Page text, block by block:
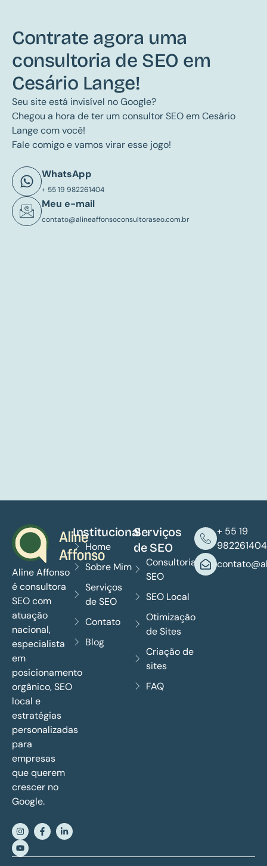
Contrate agora uma
consultoria de SEO em
Cesário Lange!
Seu site está invisível no Google?
Chegou a hora de ter um consultor SEO em Cesário
Lange com você!
Fale comigo e vamos virar esse jogo!
WhatsApp
+ 55 19 982261404
Meu e-mail
contato@alineaffonsoconsultoraseo.com.br
Aline Affonso
é consultora
SEO com
atuação
nacional,
especialista
em
posicionamento
orgânico, SEO
local e
estratégias
personalizadas
para
empresas
que querem
crescer no
Google.
Institucional
Home
Sobre Mim
Serviços
de SEO
Contato
Blog
Serviços
de SEO
Consultoria
SEO
SEO Local
Otimização
de Sites
Criação de
sites
FAQ
+ 55 19
982261404